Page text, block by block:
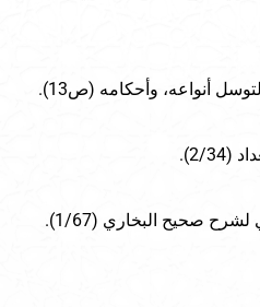
أنواعه، وأحكامه (ص13).
34).
صحيح البخاري (1/67).